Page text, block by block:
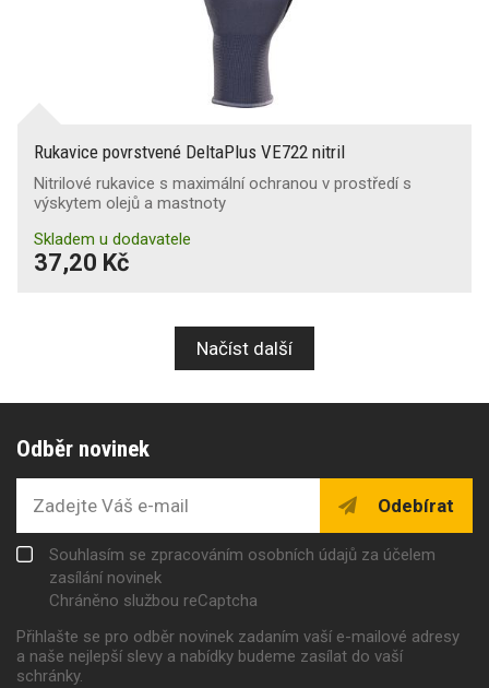
Rukavice povrstvené DeltaPlus VE722 nitril
Nitrilové rukavice s maximální ochranou v prostředí s
výskytem olejů a mastnoty
Skladem u dodavatele
37,20 Kč
Načíst další
Odběr novinek
Odebírat
Souhlasím se zpracováním osobních údajů za účelem
zasílání novinek
Chráněno službou reCaptcha
Přihlašte se pro odběr novinek zadaním vaší e-mailové adresy
a naše nejlepší slevy a nabídky budeme zasílat do vaší
schránky.